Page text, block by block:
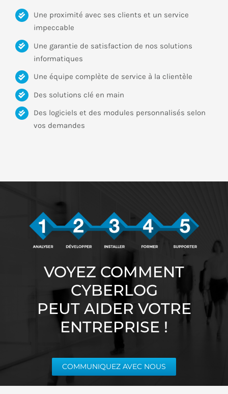
Une proximité avec ses clients et un service
impeccable
Une garantie de satisfaction de nos solutions
informatiques
Une équipe complète de service à la clientèle
Des solutions clé en main
Des logiciels et des modules personnalisés selon
vos demandes
VOYEZ COMMENT
CYBERLOG
PEUT AIDER VOTRE
ENTREPRISE !
COMMUNIQUEZ AVEC NOUS